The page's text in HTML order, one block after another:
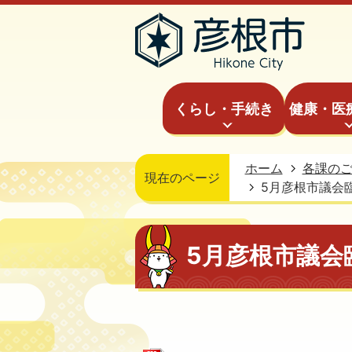
くらし・手続き 健康・医
現在のページ
ホーム
各課の
5月彦根市議会
5月彦根市議会